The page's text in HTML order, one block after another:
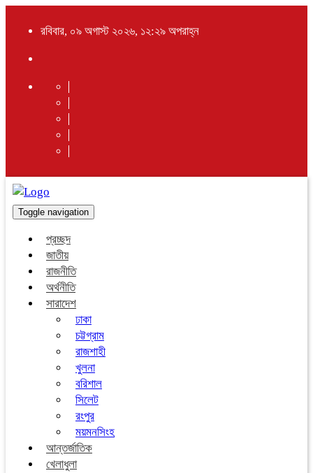
রবিবার, ০৯ অগাস্ট ২০২৬, ১২:২৯ অপরাহ্ন
Toggle navigation
প্রচ্ছদ
জাতীয়
রাজনীতি
অর্থনীতি
সারাদেশ
ঢাকা
চট্টগ্রাম
রাজশাহী
খুলনা
বরিশাল
সিলেট
রংপুর
ময়মনসিংহ
আন্তর্জাতিক
খেলাধুলা